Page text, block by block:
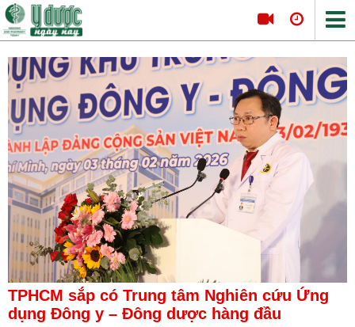
Tin tức Y Dược
Thông tin hội nghị
Hội thảo
Tọa đàm khoa học
Nội khoa
Tim mạch
Hô hấp
Tiêu hóa
Da liễu
Nội tiết
TPHCM sắp có Trung tâm Nghiên cứu Ứng
dụng Đông y – Đông dược hàng đầu